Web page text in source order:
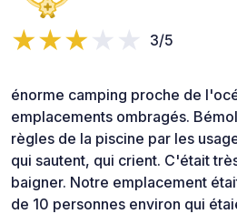
3/5
énorme camping proche de
emplacements ombragés.
règles de la piscine par les
qui sautent, qui crient. C'était
baigner. Notre emplacement
de 10 personnes environ qui